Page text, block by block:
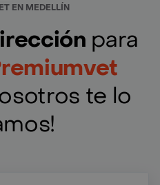
EN MEDELLÍN
para
te lo